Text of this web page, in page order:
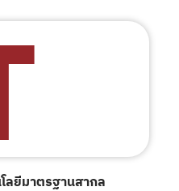
ลยีมาตรฐานสากล